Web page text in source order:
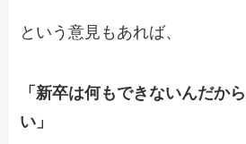
という意見もあれば、
「新卒は何もできないんだか
い」